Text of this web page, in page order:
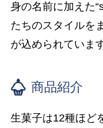
身の名前に加えた
たちのスタイルを
が込められています
商品紹介
生菓子は12種ほど